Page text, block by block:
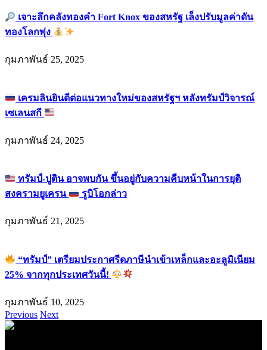
เจาะลึกคลังทองคำ Fort Knox ของสหรัฐ เล็งปรับมูลค่าดัน
ทองโลกพุ่ง
กุมภาพันธ์ 25, 2025
เครมลินยินดีต่อแนวทางใหม่ของสหรัฐฯ หลังทรัมป์วิจารณ์
เซเลนสกี
กุมภาพันธ์ 24, 2025
ทรัมป์-ปูติน อาจพบกัน ขึ้นอยู่กับความคืบหน้าในการยุติ
สงครามยูเครน
รูบิโอกล่าว
กุมภาพันธ์ 21, 2025
“ทรัมป์” เตรียมประกาศรีดภาษีนำเข้าเหล็กและอะลูมิเนียม
25% จากทุกประเทศวันนี้!
กุมภาพันธ์ 10, 2025
Previous Next